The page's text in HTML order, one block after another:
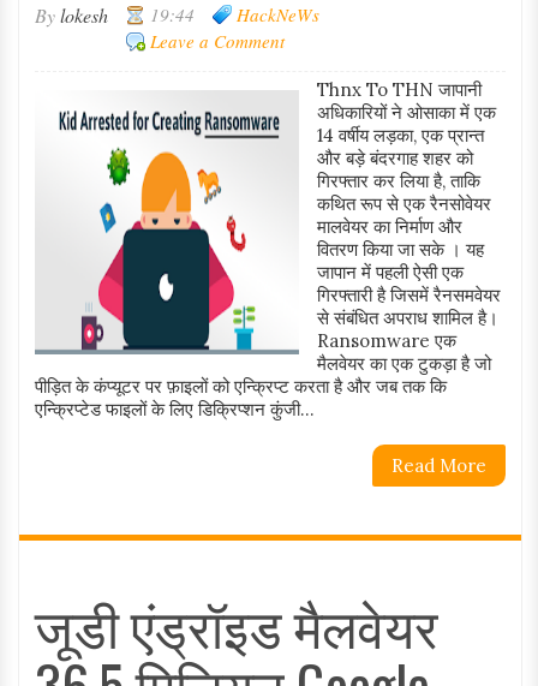
Bylokesh 19:44
HackNeWs
Leave a Comment
Thnx To THN जापानी
अधिकारियों ने ओसाका में एक
14 वर्षीय लड़का, एक प्रान्त
और बड़े बंदरगाह शहर को
गिरफ्तार कर लिया है, ताकि
कथित रूप से एक रैनसोवेयर
मालवेयर का निर्माण और
वितरण किया जा सके । यह
जापान में पहली ऐसी एक
गिरफ्तारी है जिसमें रैनसमवेयर
से संबंधित अपराध शामिल है।
Ransomware एक
मैलवेयर का एक टुकड़ा है जो
पीड़ित के कंप्यूटर पर फ़ाइलों को एन्क्रिप्ट करता है और जब तक कि
एन्क्रिप्टेड फाइलों के लिए डिक्रिप्शन कुंजी...
Read More
जूडी एंड्रॉइड मैलवेयर